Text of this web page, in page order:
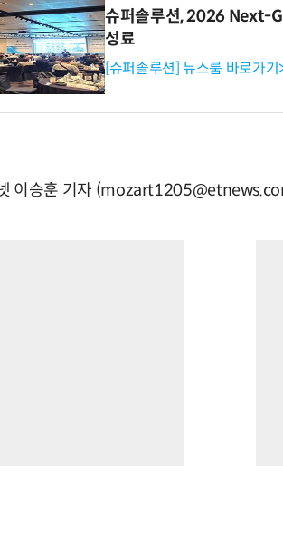
슈퍼솔루션, 2026 Next-
성료
[슈퍼솔루션] 뉴스룸 바로가기
이승훈 기자